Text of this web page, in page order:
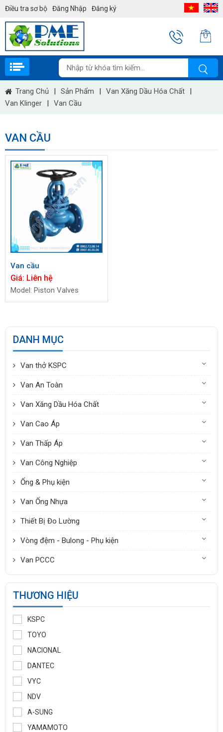
Điều tra sơ bộ Đăng Nhập Đăng ký
Trang Chủ | Sản Phẩm | Van Xăng Dầu Hóa Chất
|
Van Klinger
| Van Cầu
VAN CẦU
Van cầu
Giá: Liên hệ
Model: Piston Valves
DANH MỤC
Van thở KSPC
Van An Toàn
Van Xăng Dầu Hóa Chất
Van Cao Áp
Van Thấp Áp
Van Công Nghiệp
Ống & Phụ kiện
Van Ống Nhựa
Thiết Bị Đo Lường
Vòng đệm - Bulong - Phụ kiện
Van PCCC
THƯƠNG HIỆU
KSPC
TOYO
NACIONAL
DANTEC
VYC
NDV
A-SUNG
YAMAMOTO